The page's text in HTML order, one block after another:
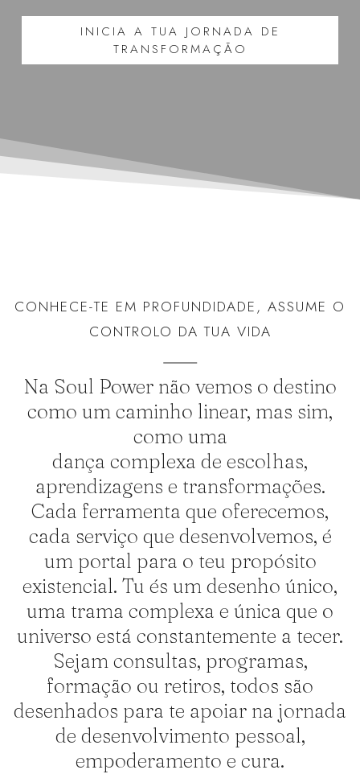
INICIA A TUA JORNADA DE
TRANSFORMAÇÃO
CONHECE-TE EM PROFUNDIDADE, ASSUME O
CONTROLO DA TUA VIDA
Na Soul Power não vemos o destino
como um caminho linear, mas sim,
como uma
dança complexa de escolhas,
aprendizagens e transformações.
Cada ferramenta que oferecemos,
cada serviço que desenvolvemos, é
um portal para o teu propósito
existencial. Tu és um desenho único,
uma trama complexa e única que o
universo está constantemente a tecer.
Sejam consultas, programas,
formação ou retiros, todos são
desenhados para te apoiar na jornada
de desenvolvimento pessoal,
empoderamento e cura.